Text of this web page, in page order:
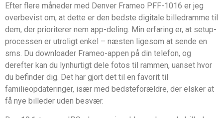
Efter flere måneder med Denver Frameo PFF-1016 er jeg
overbevist om, at dette er den bedste digitale billedramme til
dem, der prioriterer nem app-deling. Min erfaring er, at setup-
processen er utroligt enkel – næsten ligesom at sende en
sms. Du downloader Frameo-appen på din telefon, og
derefter kan du lynhurtigt dele fotos til rammen, uanset hvor
du befinder dig. Det har gjort det til en favorit til
familieopdateringer, især med bedsteforældre, der elsker at
få nye billeder uden besvær.